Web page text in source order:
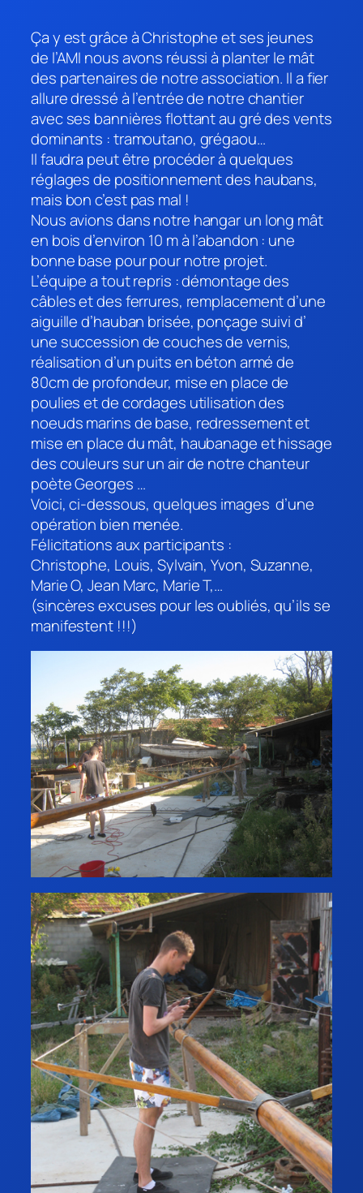
Ça y est grâce à Christophe et ses jeunes
de l’AMI nous avons réussi à planter le mât
des partenaires de notre association. Il a fier
allure dressé à l’entrée de notre chantier
avec ses bannières flottant au gré des vents
dominants : tramoutano, grégaou…
Il faudra peut être procéder à quelques
réglages de positionnement des haubans,
mais bon c’est pas mal !
Nous avions dans notre hangar un long mât
en bois d’environ 10 m à l’abandon : une
bonne base pour pour notre projet.
L’équipe a tout repris : démontage des
câbles et des ferrures, remplacement d’une
aiguille d’hauban brisée, ponçage suivi d’
une succession de couches de vernis,
réalisation d’un puits en béton armé de
80cm de profondeur, mise en place de
poulies et de cordages utilisation des
noeuds marins de base, redressement et
mise en place du mât, haubanage et hissage
des couleurs sur un air de notre chanteur
poète Georges …
Voici, ci-dessous, quelques images d’une
opération bien menée.
Félicitations aux participants :
Christophe, Louis, Sylvain, Yvon, Suzanne,
Marie O, Jean Marc, Marie T,…
(sincères excuses pour les oubliés, qu’ils se
manifestent !!!)